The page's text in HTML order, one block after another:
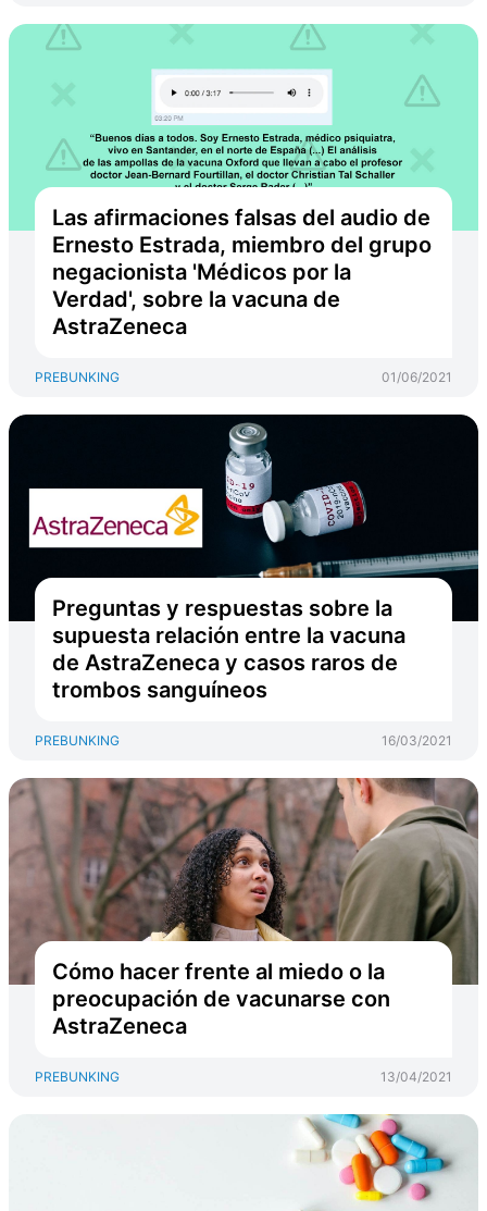
Las afirmaciones falsas del audio de
Ernesto Estrada, miembro del grupo
negacionista 'Médicos por la
Verdad', sobre la vacuna de
AstraZeneca
PREBUNKING 01/06/2021
Preguntas y respuestas sobre la
supuesta relación entre la vacuna
de AstraZeneca y casos raros de
trombos sanguíneos
PREBUNKING 16/03/2021
Cómo hacer frente al miedo o la
preocupación de vacunarse con
AstraZeneca
PREBUNKING 13/04/2021